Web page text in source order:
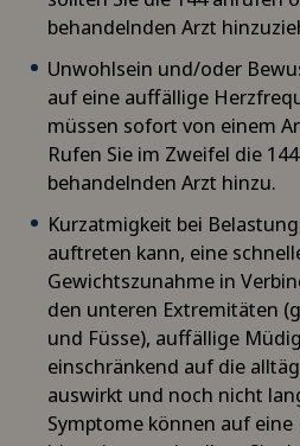
Augenentzündungen
Augenlaser-Methoden
Augensprechstunden
Babymoon im Swiss
Bänderriss /
Bandscheibenprothese |
Bandscheibe
behandelnden Arzt
Unwohlsein und/oder
auf eine auffällige
müssen sofort von einem
Rufen Sie im Zweifel die
behandelnden Arzt hinzu.
Kurzatmigkeit bei
auftreten kann, eine
Gewichtszunahme in
den unteren Extremitäten
und Füsse), auffällige
einschränkend auf die
auswirkt und noch nicht
Symptome können auf